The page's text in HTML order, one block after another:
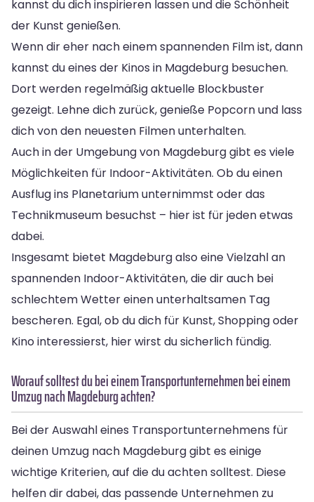
kannst du dich inspirieren lassen und die Schönheit
der Kunst genießen.
Wenn dir eher nach einem spannenden Film ist, dann
kannst du eines der Kinos in Magdeburg besuchen.
Dort werden regelmäßig aktuelle Blockbuster
gezeigt. Lehne dich zurück, genieße Popcorn und lass
dich von den neuesten Filmen unterhalten.
Auch in der Umgebung von Magdeburg gibt es viele
Möglichkeiten für Indoor-Aktivitäten. Ob du einen
Ausflug ins Planetarium unternimmst oder das
Technikmuseum besuchst – hier ist für jeden etwas
dabei.
Insgesamt bietet Magdeburg also eine Vielzahl an
spannenden Indoor-Aktivitäten, die dir auch bei
schlechtem Wetter einen unterhaltsamen Tag
bescheren. Egal, ob du dich für Kunst, Shopping oder
Kino interessierst, hier wirst du sicherlich fündig.
Worauf solltest du bei einem Transportunternehmen bei einem
Umzug nach Magdeburg achten?
Bei der Auswahl eines Transportunternehmens für
deinen Umzug nach Magdeburg gibt es einige
wichtige Kriterien, auf die du achten solltest. Diese
helfen dir dabei, das passende Unternehmen zu